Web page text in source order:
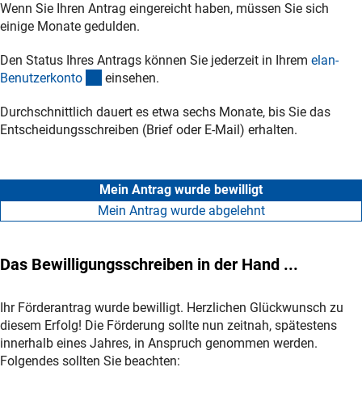
Wenn Sie Ihren Antrag eingereicht haben, müssen Sie sich
einige Monate gedulden.
Den Status Ihres Antrags können Sie jederzeit in Ihrem elan-
Benutzerkonto (externer Link)
einsehen.
Durchschnittlich dauert es etwa sechs Monate, bis Sie das
Entscheidungsschreiben (Brief oder E-Mail) erhalten.
Mein Antrag wurde bewilligt
Mein Antrag wurde abgelehnt
Das Bewilligungsschreiben in der Hand ...
Ihr Förderantrag wurde bewilligt. Herzlichen Glückwunsch zu
diesem Erfolg! Die Förderung sollte nun zeitnah, spätestens
innerhalb eines Jahres, in Anspruch genommen werden.
Folgendes sollten Sie beachten: